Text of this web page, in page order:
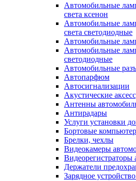
Автомобильные
света ксенон
Автомобильные
света светодиодные
Автомобильные
Автомобильные
светодиодные
Автомобильные
Автопарфюм
Автосигнализации
Акустические
Антенны
Антирадары
Услуги установки
Бортовые
Брелки, чехлы
Видеокамеры
Видеорегистраторы
Держатели
Зарядное